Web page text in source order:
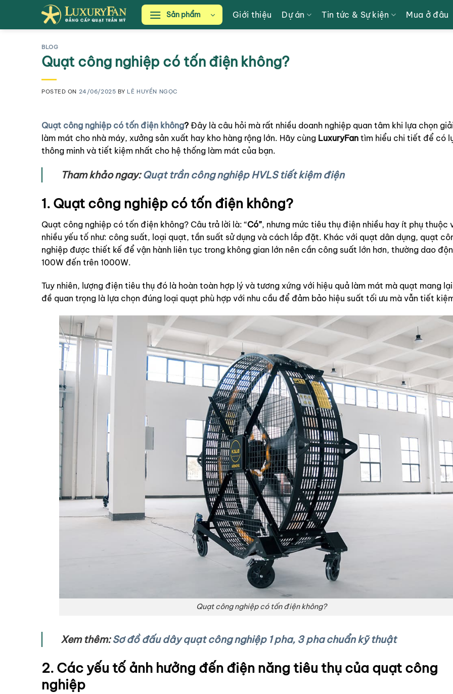
content
Sản phẩm Giới thiệu Dự án Tin tức & Sự kiện Mua ở đâu
BLOG
Quạt công nghiệp có tốn điện không?
POSTED ON 24/06/2025 BY LÊ HUYỀN NGỌC
Quạt công nghiệp có tốn điện không? Đây là câu hỏi mà rất nhiều doanh nghiệp quan tâm khi lựa chọn
làm mát cho nhà máy, xưởng sản xuất hay kho hàng rộng lớn. Hãy cùng LuxuryFan tìm hiểu chi tiết để có
thông minh và tiết kiệm nhất cho hệ thống làm mát của bạn.
Tham khảo ngay:Quạt trần công nghiệp HVLS tiết kiệm điện
1. Quạt công nghiệp có tốn điện không?
Quạt công nghiệp có tốn điện không? Câu trả lời là: “Có”, nhưng mức tiêu thụ điện nhiều hay ít phụ thuộc
nhiều yếu tố như: công suất, loại quạt, tần suất sử dụng và cách lắp đặt. Khác với quạt dân dụng, quạt
nghiệp được thiết kế để vận hành liên tục trong không gian lớn nên cần công suất lớn hơn, thường dao
100W đến trên 1000W.
Tuy nhiên, lượng điện tiêu thụ đó là hoàn toàn hợp lý và tương xứng với hiệu quả làm mát mà quạt mang
đề quan trọng là lựa chọn đúng loại quạt phù hợp với nhu cầu để đảm bảo hiệu suất tối ưu mà vẫn tiết
Quạt công nghiệp có tốn điện không?
Xem thêm:Sơ đồ đấu dây quạt công nghiệp 1 pha, 3 pha chuẩn kỹ thuật
2. Các yếu tố ảnh hưởng đến điện năng tiêu thụ của quạt công
nghiệp